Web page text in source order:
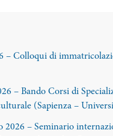
– Colloqui di
– Bando Corsi di
(Sapienza –
2026 – Seminario